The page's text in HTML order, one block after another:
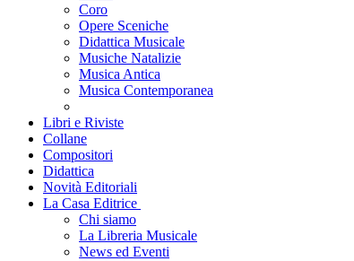
Coro
Opere Sceniche
Didattica Musicale
Musiche Natalizie
Musica Antica
Musica Contemporanea
Libri e Riviste
Collane
Compositori
Didattica
Novità Editoriali
La Casa Editrice
Chi siamo
La Libreria Musicale
News ed Eventi